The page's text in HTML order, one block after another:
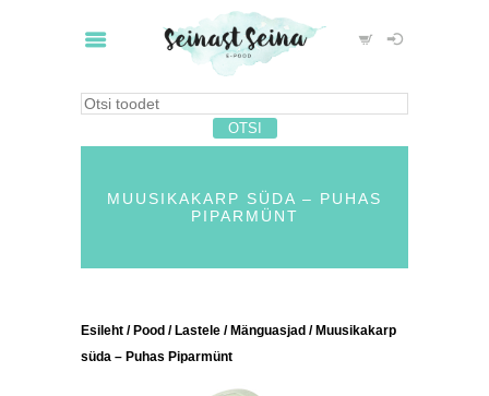
MUUSIKAKARP SÜDA – PUHAS
PIPARMÜNT
Esileht / Pood / Lastele / Mänguasjad / Muusikakarp
süda – Puhas Piparmünt